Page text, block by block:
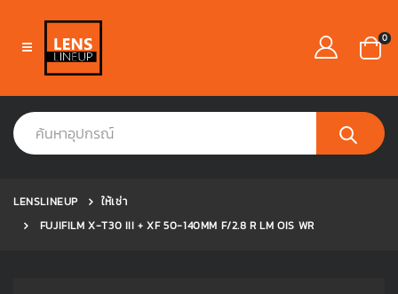
0
LENSLINEUP
ให้เช่า
FUJIFILM X-T30 III + XF 50-140MM F/2.8 R LM OIS WR